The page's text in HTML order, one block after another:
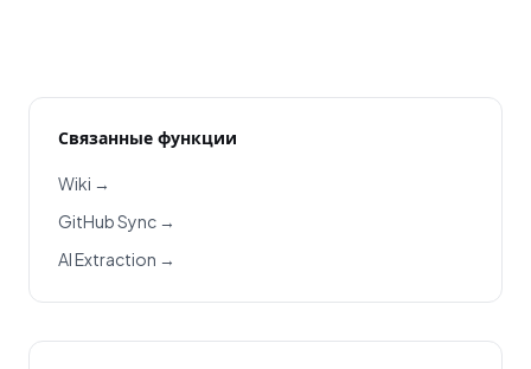
Связанные функции
Wiki →
GitHub Sync →
AI Extraction →